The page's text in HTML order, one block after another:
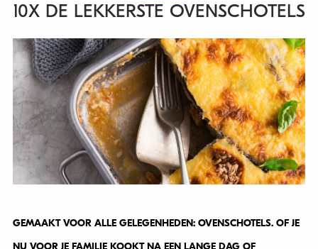
10X DE LEKKERSTE OVENSCHOTELS
GEMAAKT VOOR ALLE GELEGENHEDEN: OVENSCHOTELS. OF JE